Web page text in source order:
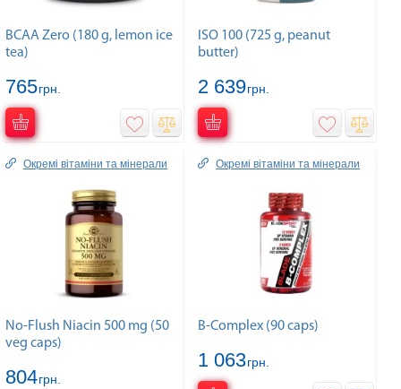
BCAA Zero (180 g, lemon ice
tea)
765грн.
ISO 100 (725 g, peanut
butter)
2 639грн.
Окремі вітаміни та мінерали
No-Flush Niacin 500 mg (50
veg caps)
804грн.
Окремі вітаміни та мінерали
B-Complex (90 caps)
1 063грн.